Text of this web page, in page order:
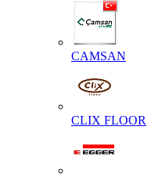
CAMSAN
CLIX FLOOR